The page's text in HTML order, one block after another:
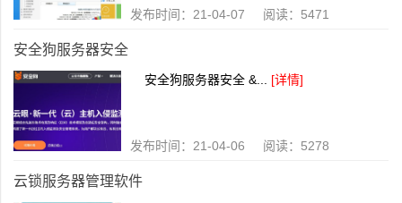
发布时间：21-04-07 阅读：5471
安全狗服务器安全
安全狗服务器安全 &... [详情]
发布时间：21-04-06 阅读：5278
云锁服务器管理软件